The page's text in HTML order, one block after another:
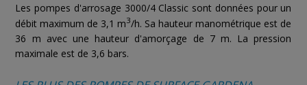
Les pompes d'arrosage 3000/4 Classic sont données pour un
débit maximum de 3,1 m3/h. Sa hauteur manométrique est de
36 m avec une hauteur d'amorçage de 7 m. La pression
maximale est de 3,6 bars.